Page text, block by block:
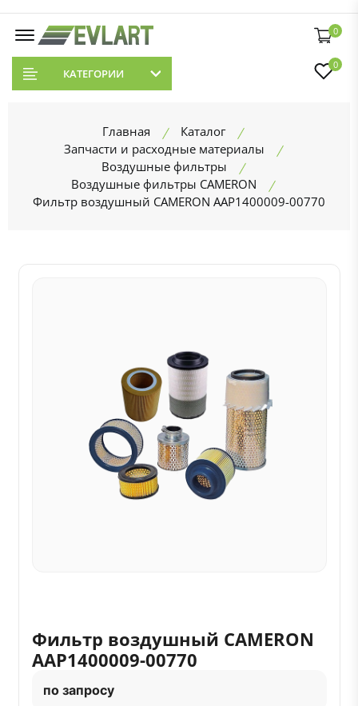
0
КАТЕГОРИИ
0
Главная
Каталог
Запчасти и расходные материалы
Воздушные фильтры
Воздушные фильтры CAMERON
Фильтр воздушный CAMERON AAP1400009-00770
Фильтр воздушный CAMERON
AAP1400009-00770
по запросу